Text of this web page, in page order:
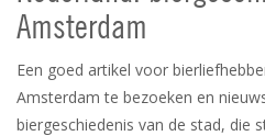
Amsterdam
Een goed artikel voor
Amsterdam te bezoeken en
biergeschiedenis van de stad, die